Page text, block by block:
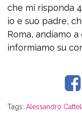
che mi risponda
io e suo padre,
Roma, andiamo
informiamo su
Tags: Alessandro